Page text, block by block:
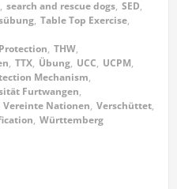
, search and rescue dogs, SED,
, Table Top Exercise,
, THW,
, TTX, Übung, UCC, UCPM,
Mechanism,
Furtwangen,
Vereinte Nationen, Verschüttet,
, Württemberg